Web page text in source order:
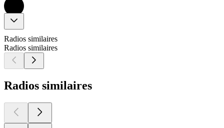
Radios similaires
Radios similaires
Radios similaires